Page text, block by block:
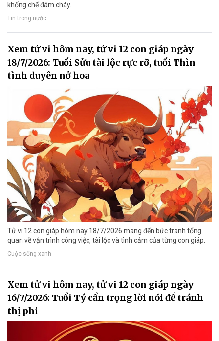
khống chế đám cháy.
Tin trong nước
Xem tử vi hôm nay, tử vi 12 con giáp ngày
18/7/2026: Tuổi Sửu tài lộc rực rỡ, tuổi Thìn
tình duyên nở hoa
Tử vi 12 con giáp hôm nay 18/7/2026 mang đến bức tranh tổng
quan về vận trình công việc, tài lộc và tình cảm của từng con giáp.
Cuộc sống xanh
Xem tử vi hôm nay, tử vi 12 con giáp ngày
16/7/2026: Tuổi Tý cẩn trọng lời nói để tránh
thị phi